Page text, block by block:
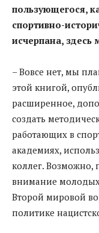
пользующегося,
спортивно-
исчерпана, здесь
– Вовсе нет, мы
этой книгой,
расширенное,
создать
работающих в
академиях,
коллег. Возможно,
внимание
Второй мировой
политике